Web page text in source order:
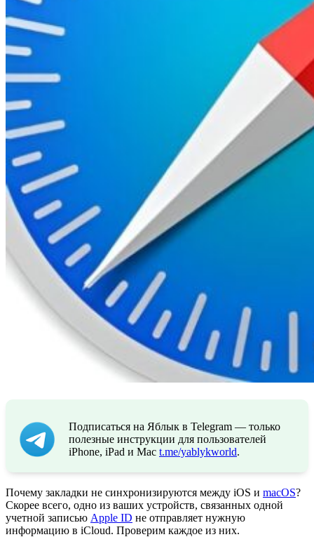
Подписаться на Яблык в Telegram — только
полезные инструкции для пользователей
iPhone, iPad и Mac t.me/yablykworld.
Почему закладки не синхронизируются между iOS и macOS?
Скорее всего, одно из ваших устройств, связанных одной
учетной записью Apple ID не отправляет нужную
информацию в iCloud. Проверим каждое из них.